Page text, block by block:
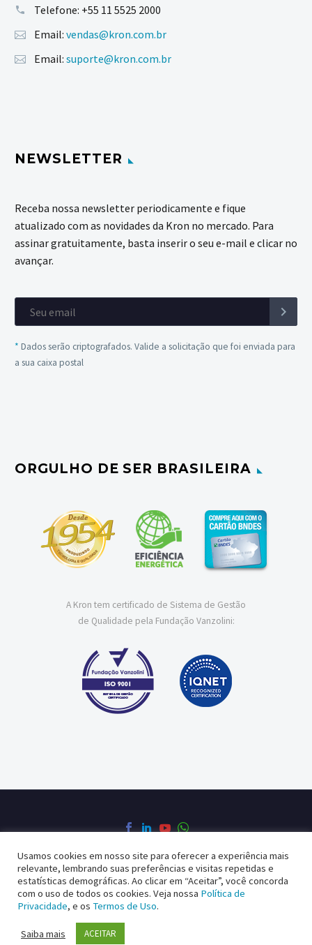
Telefone: +55 11 5525 2000
Email: vendas@kron.com.br
Email: suporte@kron.com.br
NEWSLETTER
Receba nossa newsletter periodicamente e fique
atualizado com as novidades da Kron no mercado. Para
assinar gratuitamente, basta inserir o seu e-mail e clicar no
avançar.
* Dados serão criptografados. Valide a solicitação que foi enviada para
a sua caixa postal
ORGULHO DE SER BRASILEIRA
A Kron tem certificado de Sistema de Gestão
de Qualidade pela Fundação Vanzolini:
Política de Privacidade Política da Qualidade
2022 © Copyright Kron Medidores powered by blue media studios
Usamos cookies em nosso site para oferecer a experiência mais
relevante, lembrando suas preferências e visitas repetidas e
estatísticas demográficas. Ao clicar em “Aceitar”, você concorda
com o uso de todos os cookies. Veja nossa Política de
Privacidade, e os Termos de Uso.
Saiba mais ACEITAR